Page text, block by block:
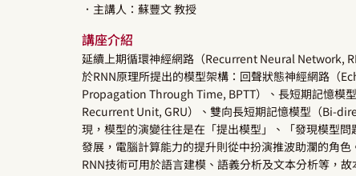
．主講人： 蘇豐文教授
講座介紹
延續上期循環神經網路（Recurrent Neural Network,
於RNN原理所提出的模型架構：回聲狀態神經網路（
Propagation Through Time, BPTT）、長短期記憶模
Recurrent Unit, GRU）、雙向長短期記憶模型（Bi-
現，模型的演變往往是在「提出模型」、「發現模型
發展，電腦計算能力的提升則從中扮演推波助瀾的角色
RNN技術可用於語言建模、語義分析及文本分析等，